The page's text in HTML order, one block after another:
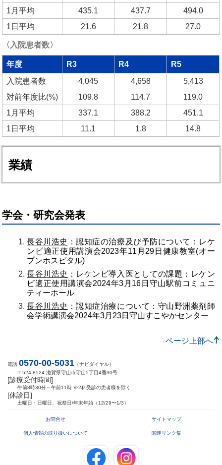
1月平均
435.1 437.7
494.0
1日平均
21.6 21.8 27.0
〈入院患者数〉
年度 R3 R4
R5
入院患者数
4,045 4,658
5,413
対前年度比(%)
109.8 114.7
119.0
1月平均
337.1 388.2
451.1
1日平均
11.1 1.8 14.8
業績
学会・研究会発表
長谷川浩史 ：認知症の治療及び予防について：レケ
ンビ適正使用講演会2023年11月29日健康教室(オー
プンホスピタル)
長谷川浩史 ：レケンビ導入医としての課題：レケン
ビ適正使用講演会2024年3月16日守山駅前コミュニ
ティーホール
長谷川浩史 ：認知症治療について：守山野洲薬剤師
会学術講演会2024年3月23日守山すこやかセンター
ページ上部へ
電話 0570-00-5031 （ナビダイヤル）
〒524-8524 滋賀県守山市守山5丁目4番30号
[診療受付時間]
午前8時30分～午前11時 ※2科受診の患者様を除く
[休診日]
土曜日・日曜日、祝祭日/年末年始（12/29〜1/3）
お問合せ サイトマップ
個人情報の取り扱いについて 関連リンク集